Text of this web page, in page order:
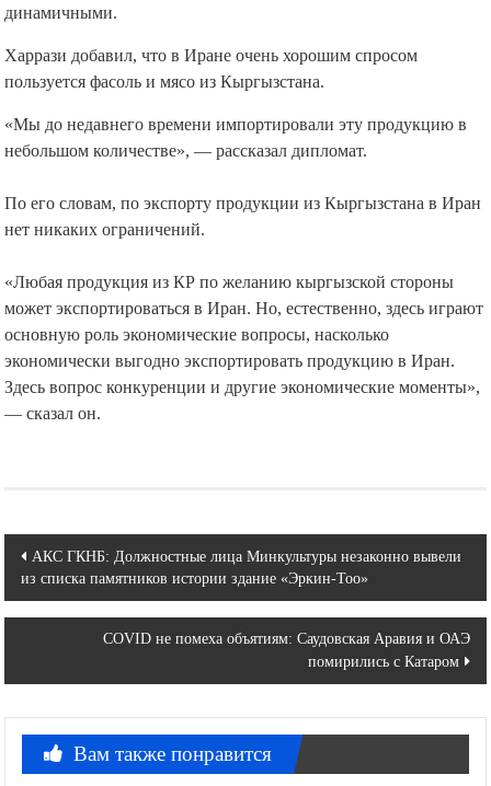
динамичными.
Харрази добавил, что в Иране очень хорошим спросом
пользуется фасоль и мясо из Кыргызстана.
«Мы до недавнего времени импортировали эту продукцию в
небольшом количестве», — рассказал дипломат.
По его словам, по экспорту продукции из Кыргызстана в Иран
нет никаких ограничений.
«Любая продукция из КР по желанию кыргызской стороны
может экспортироваться в Иран. Но, естественно, здесь играют
основную роль экономические вопросы, насколько
экономически выгодно экспортировать продукцию в Иран.
Здесь вопрос конкуренции и другие экономические моменты»,
— сказал он.
Навигация
по
записям
АКС ГКНБ: Должностные лица Минкультуры незаконно вывели
из списка памятников истории здание «Эркин-Тоо»
COVID не помеха объятиям: Саудовская Аравия и ОАЭ
помирились с Катаром
Вам также понравится